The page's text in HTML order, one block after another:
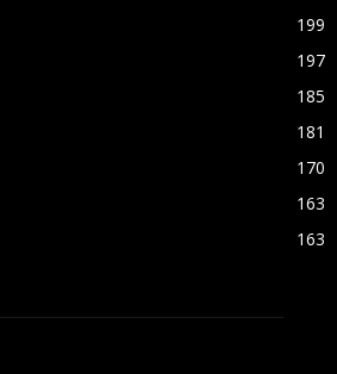
199
197
185
181
170
163
163